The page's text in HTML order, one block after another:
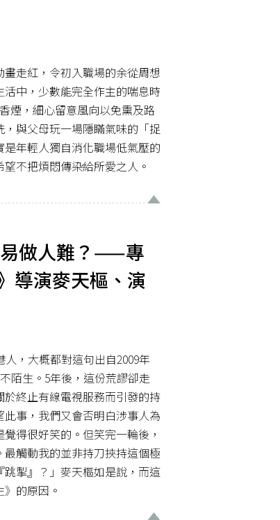
走紅，令初入職場的余從周想
中，少數能完全作主的喘息時
煙，細心留意風向以免熏及路
與父母玩一場隱瞞氣味的「捉
年輕人獨自消化職場低氣壓的
不把煩悶傳染給所愛之人。
做人難？——專
導演麥天樞、演
，大概都對這句出自2009年
陌生。5年後，這份荒謬卻走
終止有線電視服務而引發的持
事，我們又會否明白涉事人為
得很好笑的。但笑完一輪後，
觸動我的並非持刀挾持這個極
掣』？」麥天樞如是說，而這
的原因。